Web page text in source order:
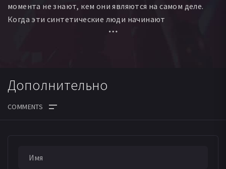
момента не знают, кем они являются на самом деле.
Когда эти синтетические люди начинают
самопроизвольно взрываться, военные организуют
Дополнительно